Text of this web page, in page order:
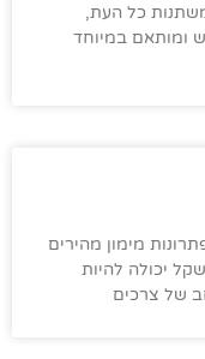
כל העת,
ומותאם במיוחד
מימון מהירים
יכולה להיות
של צרכים